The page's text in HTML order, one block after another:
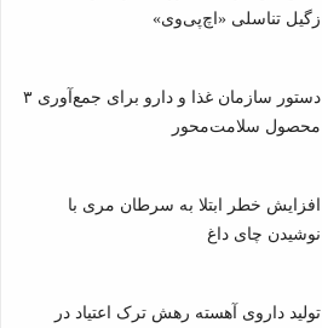
زگیل تناسلی «اچ‌پی‌وی»
دستور سازمان غذا و دارو برای جمع‌آوری ۳
محصول سلامت‌محور
افزایش خطر ابتلا به سرطان مری با
نوشیدن چای داغ
تولید داروی آهسته رهش ترک اعتیاد در